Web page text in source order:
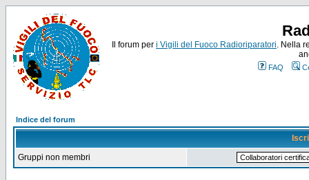
Il forum per i Vigili del Fuoco Radioriparatori. Nella
FAQ
Indice del forum
Gruppi non membri